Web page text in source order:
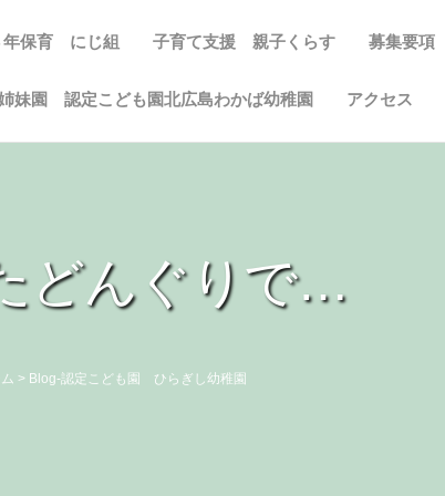
募集要項
子育て支援 親子くらす
年保育 にじ組
アクセス
妹園 認定こども園北広島わかば幼稚園
どんぐりで…
> Blog-認定こども園 ひらぎし幼稚園